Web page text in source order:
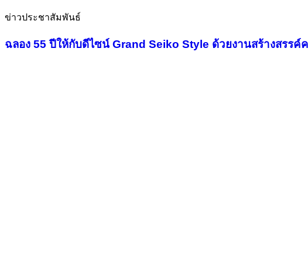
ข่าวประชาสัมพันธ์
ฉลอง 55 ปีให้กับดีไซน์ Grand Seiko Style ด้วยงานสร้างสรรค์